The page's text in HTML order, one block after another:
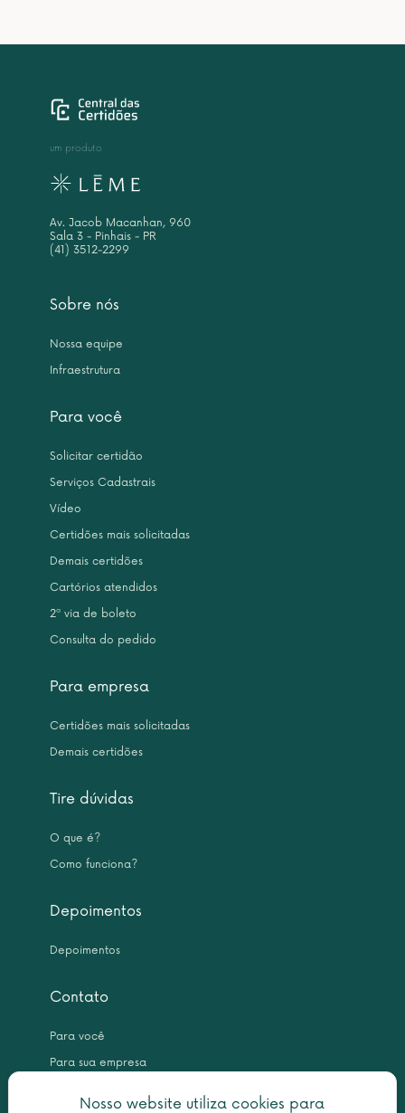
Nosso website utiliza cookies para
Sobre nós
Nossa equipe
Infraestrutura
Para você
Solicitar certidão
Serviços Cadastrais
Vídeo
Certidões mais solicitadas
Demais certidões
Cartórios atendidos
2ª via de boleto
Consulta do pedido
Para empresa
Certidões mais solicitadas
Demais certidões
Tire dúvidas
O que é?
Como funciona?
Depoimentos
Depoimentos
Contato
Para você
Para sua empresa
um produto
Av. Jacob Macanhan, 960
Sala 3 - Pinhais - PR
(41) 3512-2299